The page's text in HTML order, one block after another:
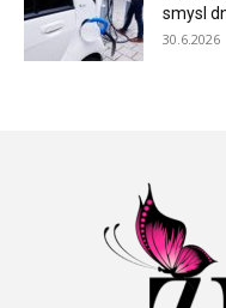
smysl
30.6.2026